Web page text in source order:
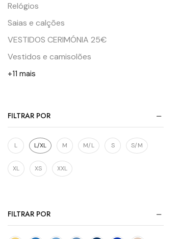
Relógios
Saias e calções
VESTIDOS CERIMÓNIA 25€
Vestidos e camisolões
+11 mais
FILTRAR POR
L L/XL M M/L S S/M
XL XS XXL
FILTRAR POR